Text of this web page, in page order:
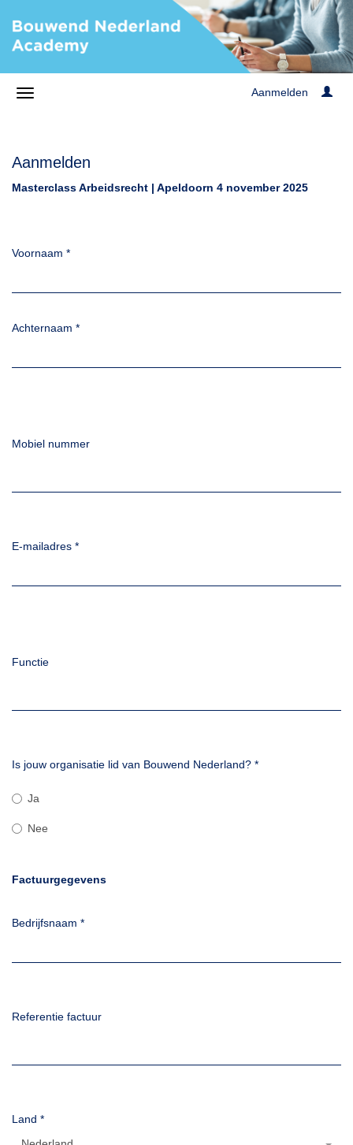
Aanmelden
Aanmelden
Masterclass Arbeidsrecht | Apeldoorn 4 november 2025
Voornaam *
Achternaam *
Mobiel nummer
E-mailadres *
Functie
Is jouw organisatie lid van Bouwend Nederland? *
Ja
Nee
Factuurgegevens
Bedrijfsnaam *
Referentie factuur
Land *